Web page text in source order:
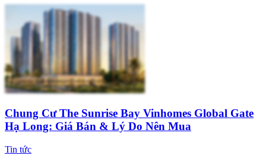
Chung Cư The Sunrise Bay Vinhomes Global Gate
Hạ Long: Giá Bán & Lý Do Nên Mua
Tin tức